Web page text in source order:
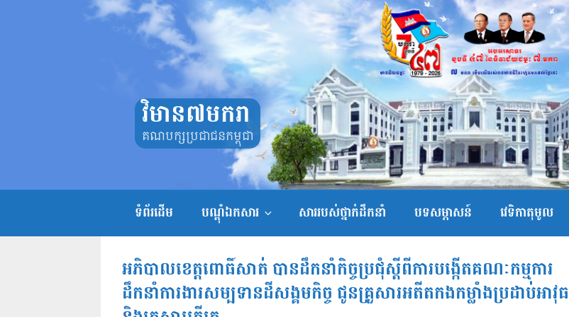
វិមាន៧មករា
គណបក្សប្រជាជនកម្ពុជា
ទំព័រដើម បណ្តុំឯកសារ សាររបស់ថ្នាក់ដឹកនាំ បទសម្ភាសន៍ វេទិកាតុមូល
អភិបាលខេត្តពោធិ៍សាត់ បានដឹកនាំកិច្ចប្រជុំស្តីពីការបង្កើតគណៈកម្មការ
ដឹកនាំការងារសម្បទានដីសង្គមកិច្ច ជូនគ្រួសារអតីតកងកម្លាំងប្រដាប់អាវុធ